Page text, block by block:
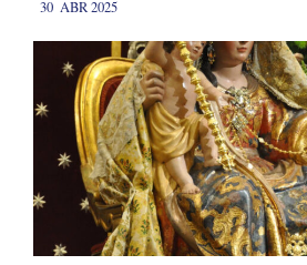
30 ABR 2025